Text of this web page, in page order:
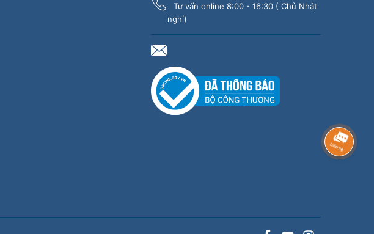
Tư vấn online 8:00 - 16:30 ( Chủ Nhật
nghỉ)